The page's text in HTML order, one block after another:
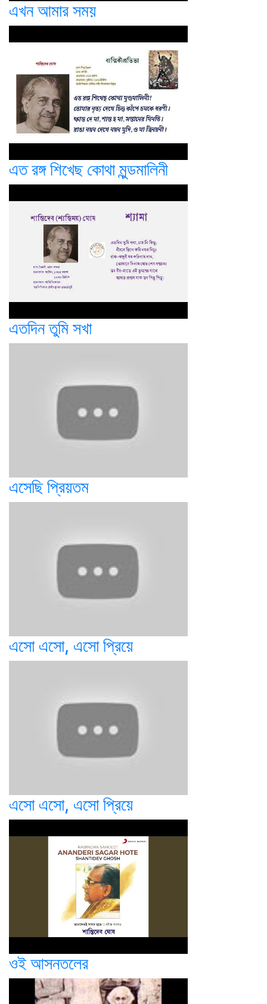
এখন আমার সময়
এত রঙ্গ শিখেছ কোথা মুন্ডমালিনী
এতদিন তুমি সখা
এসেছি প্রিয়তম
এসো এসো, এসো প্রিয়ে
এসো এসো, এসো প্রিয়ে
ওই আসনতলের